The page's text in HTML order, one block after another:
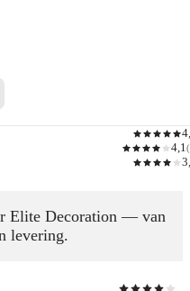
en gewichten:
Eiken Donker
Eiken Donker
4,1(
Elite Decoration — van
levering.